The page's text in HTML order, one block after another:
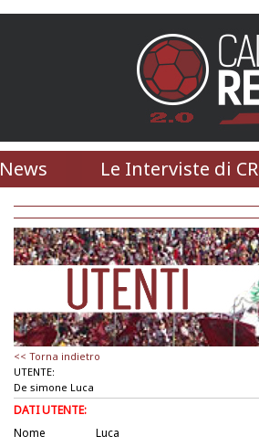
News Le Interviste di CR
<< Torna indietro
UTENTE:
De simone Luca
DATI UTENTE:
Nome
Luca